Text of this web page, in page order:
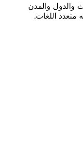
والدول والمدن
متعدد اللغات.